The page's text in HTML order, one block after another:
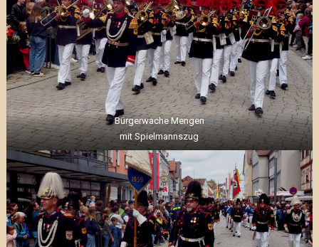
Bürgerwache Mengen
mit Spielmannszug